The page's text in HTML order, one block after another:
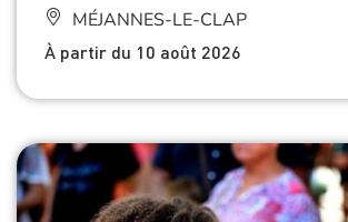
MÉJANNES-LE-CLAP
À partir du 10 août 2026